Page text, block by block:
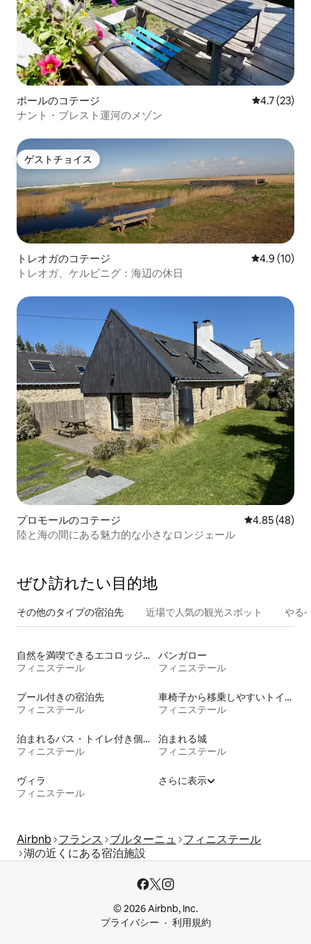
ポールのコテージ レビュー23
4.7 (23)
ナント・ブレスト運河のメゾン
ゲストチョイス
ゲストチョイス
トレオガのコテージ レビュー10
4.9 (10)
トレオガ、ケルビニグ：海辺の休日
プロモールのコテージ レビュー48
4.85 (48)
陸と海の間にある魅力的な小さなロンジェール
ぜひ訪⁠れ⁠た⁠い目⁠的⁠地
その他のタ⁠イ⁠プ⁠の宿⁠泊⁠先 近場で人気の観光スポット やる
自然を満喫できるエコロッジの宿泊施設
フィニステール
バンガロー
フィニステール
プール付きの宿泊先
フィニステール
車椅子から移乗しやすいトイレ付きの宿泊施設
フィニステール
泊まれるバス・トイレ付き個室
フィニステール
泊まれる城
フィニステール
ヴィラ
フィニステール
さらに表示
Airbnb フランス ブルターニュ
フィニステール
湖の近くにある宿泊施設
© 2026 Airbnb, Inc.
プライバシー
利用規約